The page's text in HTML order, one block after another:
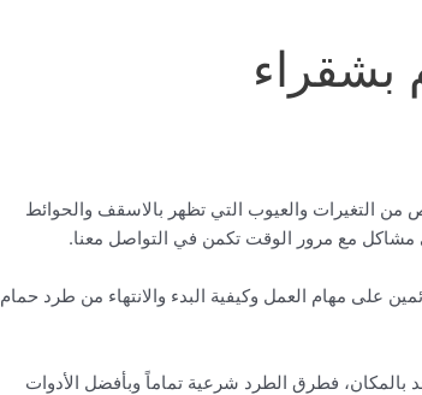
بشقراء
التغيرات والعيوب التي تظهر بالاسقف والحوائط
مع مرور الوقت تكمن في التواصل معنا.
على مهام العمل وكيفية البدء والانتهاء من طرد حمام
بالمكان، فطرق الطرد شرعية تماماً وبأفضل الأدوات